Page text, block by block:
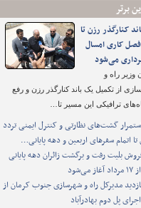
برتر
کنارگذر رزن تا
فصل کاری امسال
می‌شود
وزیر راه و
از تکمیل یک باند کنارگذر رزن و رفع
ترافیکی این مسیر تا…
گشت‌های نظارتی و کنترل ایمنی تردد
تا اتمام سفرهای اربعین و دهه پایانی…
بلیت رفت و برگشت زائران دهه پایانی
مدیرکل راه و شهرسازی جنوب کرمان از
پل دوم بهادرآباد